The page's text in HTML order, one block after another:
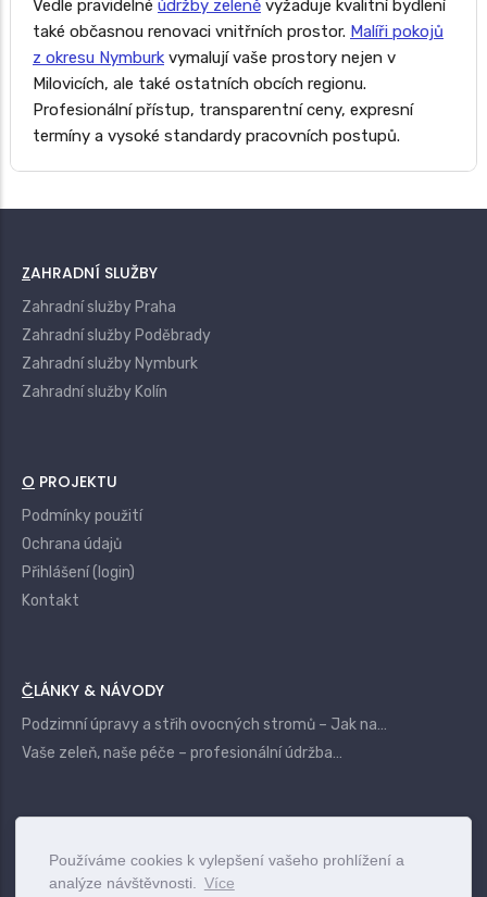
Používáme cookies k vylepšení vašeho prohlížení a
analýze návštěvnosti.
Více
Vedle pravidelné údržby zeleně vyžaduje kvalitní bydlení
také občasnou renovaci vnitřních prostor. Malíři pokojů
z okresu Nymburk vymalují vaše prostory nejen v
Milovicích, ale také ostatních obcích regionu.
Profesionální přístup, transparentní ceny, expresní
termíny a vysoké standardy pracovních postupů.
ZAHRADNÍ SLUŽBY
Zahradní služby Praha
Zahradní služby Poděbrady
Zahradní služby Nymburk
Zahradní služby Kolín
O PROJEKTU
Podmínky použití
Ochrana údajů
Přihlášení (login)
Kontakt
ČLÁNKY & NÁVODY
Podzimní úpravy a střih ovocných stromů – Jak na…
Vaše zeleň, naše péče – profesionální údržba…